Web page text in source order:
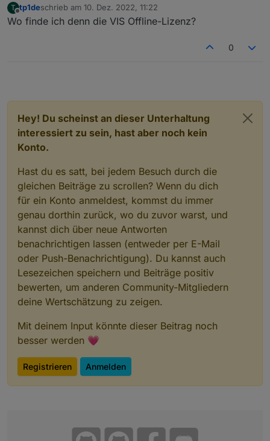
T
Offline
tp1deschrieb am 10. Dez. 2022, 11:22
zuletzt editiert von
Wo finde ich denn die VIS Offline-Lizenz?
0
Hey! Du scheinst an dieser Unterhaltung
interessiert zu sein, hast aber noch kein
Konto.
Hast du es satt, bei jedem Besuch durch die
gleichen Beiträge zu scrollen? Wenn du dich
für ein Konto anmeldest, kommst du immer
genau dorthin zurück, wo du zuvor warst, und
kannst dich über neue Antworten
benachrichtigen lassen (entweder per E-Mail
oder Push-Benachrichtigung). Du kannst auch
Lesezeichen speichern und Beiträge positiv
bewerten, um anderen Community-Mitgliedern
deine Wertschätzung zu zeigen.
Mit deinem Input könnte dieser Beitrag noch
besser werden 💗
Registrieren Anmelden